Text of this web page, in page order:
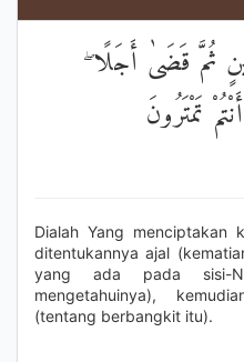
ثُمَّ قَضَىٰ أَجَلًا
تَمْتَرُونَ
Dialah Yang menciptakan
ditentukannya ajal
yang ada pada sisi-
mengetahuinya),
(tentang berbangkit itu).